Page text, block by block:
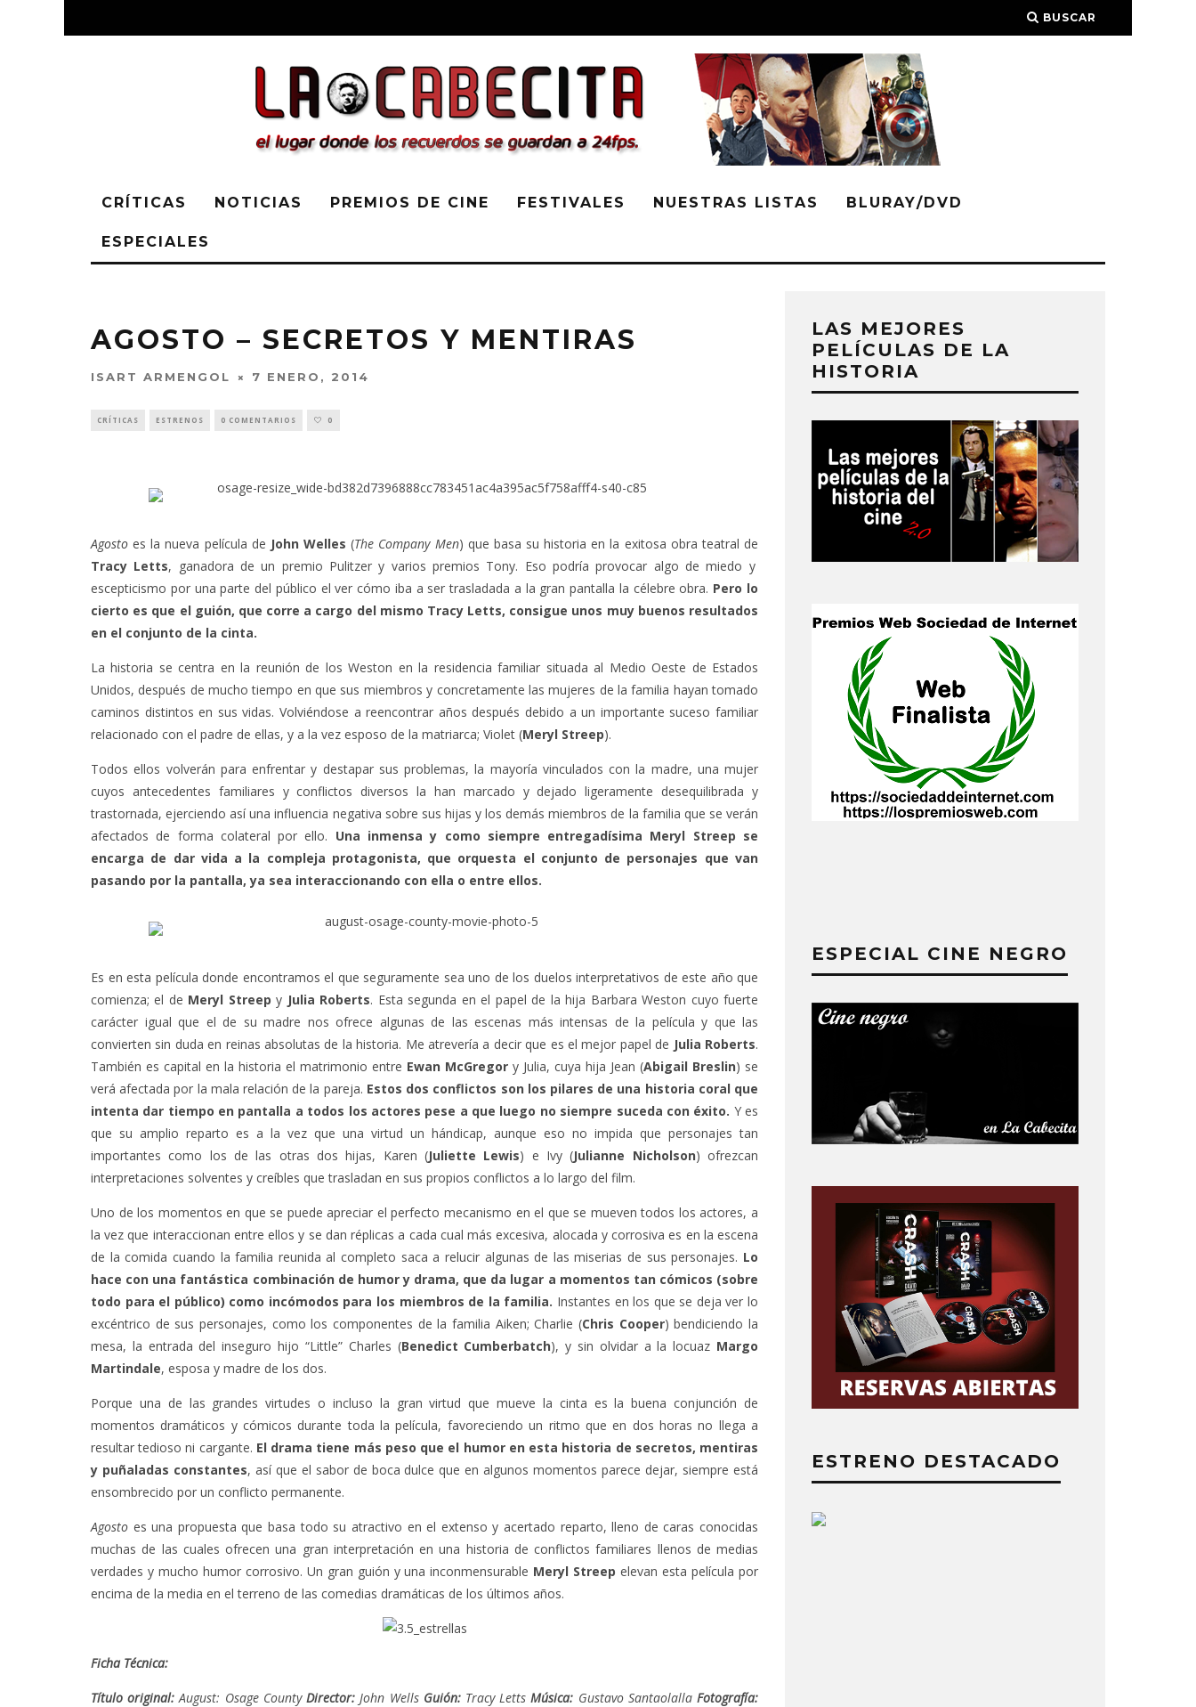
BUSCAR
CRÍTICAS NOTICIAS PREMIOS DE CINE FESTIVALES NUESTRAS LISTAS BLURAY/DVD
ESPECIALES
AGOSTO – SECRETOS Y MENTIRAS
ISART ARMENGOL 7 ENERO, 2014
CRÍTICAS ESTRENOS 0 COMENTARIOS 0
Agosto es la nueva película de John Welles (The Company Men) que basa su historia en la exitosa obra teatral de
Tracy Letts, ganadora de un premio Pulitzer y varios premios Tony. Eso podría provocar algo de miedo y
escepticismo por una parte del público el ver cómo iba a ser trasladada a la gran pantalla la célebre obra. Pero lo
cierto es que el guión, que corre a cargo del mismo Tracy Letts, consigue unos muy buenos resultados
en el conjunto de la cinta.
La historia se centra en la reunión de los Weston en la residencia familiar situada al Medio Oeste de Estados
Unidos, después de mucho tiempo en que sus miembros y concretamente las mujeres de la familia hayan tomado
caminos distintos en sus vidas. Volviéndose a reencontrar años después debido a un importante suceso familiar
relacionado con el padre de ellas, y a la vez esposo de la matriarca; Violet (Meryl Streep).
Todos ellos volverán para enfrentar y destapar sus problemas, la mayoría vinculados con la madre, una mujer
cuyos antecedentes familiares y conflictos diversos la han marcado y dejado ligeramente desequilibrada y
trastornada, ejerciendo así una influencia negativa sobre sus hijas y los demás miembros de la familia que se verán
afectados de forma colateral por ello. Una inmensa y como siempre entregadísima Meryl Streep se
encarga de dar vida a la compleja protagonista, que orquesta el conjunto de personajes que van
pasando por la pantalla, ya sea interaccionando con ella o entre ellos.
Es en esta película donde encontramos el que seguramente sea uno de los duelos interpretativos de este año que
comienza; el de Meryl Streepy Julia Roberts. Esta segunda en el papel de la hija Barbara Weston cuyo fuerte
carácter igual que el de su madre nos ofrece algunas de las escenas más intensas de la película y que las
convierten sin duda en reinas absolutas de la historia. Me atrevería a decir que es el mejor papel de Julia Roberts.
También es capital en la historia el matrimonio entre Ewan McGregor y Julia, cuya hija Jean (Abigail Breslin) se
verá afectada por la mala relación de la pareja. Estos dos conflictos son los pilares de una historia coral que
intenta dar tiempo en pantalla a todos los actores pese a que luego no siempre suceda con éxito. Y es
que su amplio reparto es a la vez que una virtud un hándicap, aunque eso no impida que personajes tan
importantes como los de las otras dos hijas, Karen (Juliette Lewis) e Ivy (Julianne Nicholson) ofrezcan
interpretaciones solventes y creíbles que trasladan en sus propios conflictos a lo largo del film.
Uno de los momentos en que se puede apreciar el perfecto mecanismo en el que se mueven todos los actores, a
la vez que interaccionan entre ellos y se dan réplicas a cada cual más excesiva, alocada y corrosiva es en la escena
de la comida cuando la familia reunida al completo saca a relucir algunas de las miserias de sus personajes. Lo
hace con una fantástica combinación de humor y drama, que da lugar a momentos tan cómicos (sobre
todo para el público) como incómodos para los miembros de la familia. Instantes en los que se deja ver lo
excéntrico de sus personajes, como los componentes de la familia Aiken; Charlie (Chris Cooper) bendiciendo la
mesa, la entrada del inseguro hijo “Little” Charles (Benedict Cumberbatch), y sin olvidar a la locuaz Margo
Martindale, esposa y madre de los dos.
Porque una de las grandes virtudes o incluso la gran virtud que mueve la cinta es la buena conjunción de
momentos dramáticos y cómicos durante toda la película, favoreciendo un ritmo que en dos horas no llega a
resultar tedioso ni cargante. El drama tiene más peso que el humor en esta historia de secretos, mentiras
y puñaladas constantes, así que el sabor de boca dulce que en algunos momentos parece dejar, siempre está
ensombrecido por un conflicto permanente.
Agosto es una propuesta que basa todo su atractivo en el extenso y acertado reparto, lleno de caras conocidas
muchas de las cuales ofrecen una gran interpretación en una historia de conflictos familiares llenos de medias
verdades y mucho humor corrosivo. Un gran guión y una inconmensurable Meryl Streep elevan esta película por
encima de la media en el terreno de las comedias dramáticas de los últimos años.
Ficha Técnica:
Título original: August: Osage CountyDirector: John Wells Guión:Tracy LettsMúsica: Gustavo SantaolallaFotografía:
LAS MEJORES
PELÍCULAS DE LA
HISTORIA
ESPECIAL CINE NEGRO
ESTRENO DESTACADO